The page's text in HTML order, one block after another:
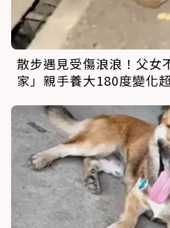
散步遇見受傷浪浪！父女
家」親手養大180度變化